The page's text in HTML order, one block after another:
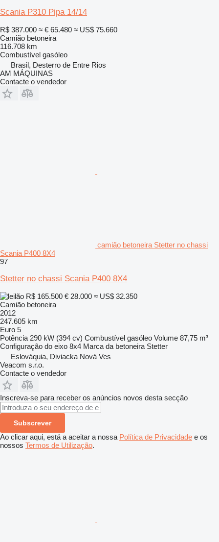
Scania P310 Pipa 14/14
R$ 387.000 ≈ € 65.480 ≈ US$ 75.660
Camião betoneira
116.708 km
Combustível gasóleo
Brasil, Desterro de Entre Rios
AM MÁQUINAS
Contacte o vendedor
camião betoneira Stetter no chassi
Scania P400 8X4
97
Stetter no chassi Scania P400 8X4
R$ 165.500 € 28.000 ≈ US$ 32.350
Camião betoneira
2012
247.605 km
Euro 5
Potência 290 kW (394 cv) Combustível gasóleo Volume 87,75 m³
Configuração do eixo 8x4 Marca da betoneira Stetter
Eslováquia, Diviacka Nová Ves
Veacom s.r.o.
Contacte o vendedor
Inscreva-se para receber os anúncios novos desta secção
Subscrever
Ao clicar aqui, está a aceitar a nossa Política de Privacidade e os
nossos Termos de Utilização.